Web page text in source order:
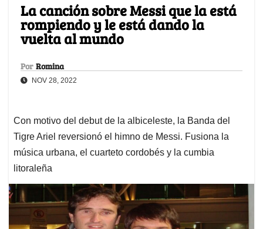
La canción sobre Messi que la está
rompiendo y le está dando la
vuelta al mundo
Por Romina
NOV 28, 2022
Con motivo del debut de la albiceleste, la Banda del
Tigre Ariel reversionó el himno de Messi. Fusiona la
música urbana, el cuarteto cordobés y la cumbia
litoraleña